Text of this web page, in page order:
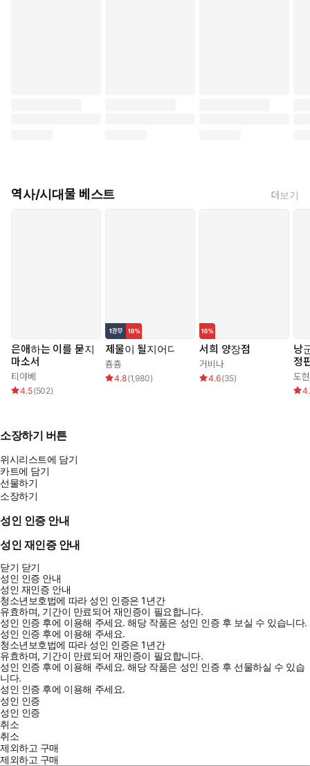
역사/시대물 베스트 더보기
은애하는 이를 묻지
마소서
티야베
4.5(502)
제물이 될지어다
춈춈
4.8(1,980)
서희 양장점
거비나
4.6(35)
낭
정
도
소장하기 버튼
위시리스트에 담기
카트에 담기
선물하기
소장하기
성인 인증 안내
성인 재인증 안내
닫기 닫기
성인 인증 안내
성인 재인증 안내
청소년보호법에 따라 성인 인증은 1년간
유효하며, 기간이 만료되어 재인증이 필요합니다.
성인 인증 후에 이용해 주세요.해당 작품은 성인 인증 후 보실 수 있습니다.
성인 인증 후에 이용해 주세요.
청소년보호법에 따라 성인 인증은 1년간
유효하며, 기간이 만료되어 재인증이 필요합니다.
성인 인증 후에 이용해 주세요.해당 작품은 성인 인증 후 선물하실 수 있습
니다.
성인 인증 후에 이용해 주세요.
성인 인증
성인 인증
취소
취소
제외하고 구매
제외하고 구매